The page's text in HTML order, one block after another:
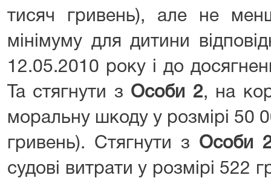
тисяч гривень), але не
мінімуму для дитини
12.05.2010 року і до
Та стягнути з Особи 2, на
моральну шкоду у розмірі 50
гривень). Стягнути з Особи
судові витрати у розмірі 522